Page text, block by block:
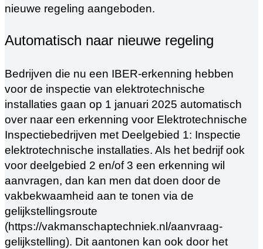
nieuwe regeling aangeboden.
Automatisch naar nieuwe regeling
Bedrijven die nu een IBER-erkenning hebben
voor de inspectie van elektrotechnische
installaties gaan op 1 januari 2025 automatisch
over naar een erkenning voor Elektrotechnische
Inspectiebedrijven met Deelgebied 1: Inspectie
elektrotechnische installaties. Als het bedrijf ook
voor deelgebied 2 en/of 3 een erkenning wil
aanvragen, dan kan men dat doen door de
vakbekwaamheid aan te tonen via de
gelijkstellingsroute
(https://vakmanschaptechniek.nl/aanvraag-
gelijkstelling). Dit aantonen kan ook door het